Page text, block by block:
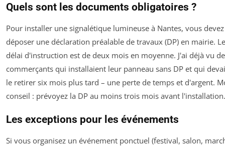
Quels sont les documents obligatoires ?
Pour installer une signalétique lumineuse à Nantes, vous devez
déposer une déclaration préalable de travaux (DP) en mairie. Le
délai d'instruction est de deux mois en moyenne. J'ai déjà vu
commerçants qui installaient leur panneau sans DP et qui
le retirer six mois plus tard – une perte de temps et d'argent.
conseil : prévoyez la DP au moins trois mois avant l'installation.
Les exceptions pour les événements
Si vous organisez un événement ponctuel (festival, salon,